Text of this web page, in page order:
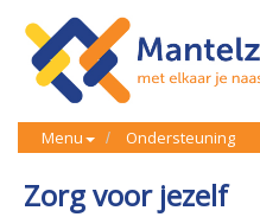
Menu Ondersteuning
Zorg voor jezelf